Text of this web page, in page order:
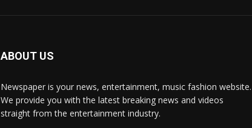
ABOUT US
Newspaper is your news, entertainment, music fashion website.
We provide you with the latest breaking news and videos
straight from the entertainment industry.